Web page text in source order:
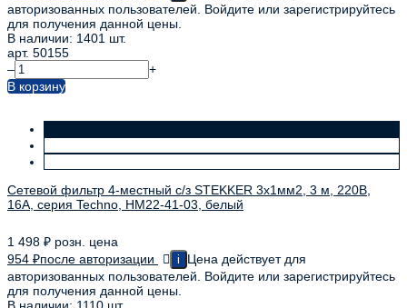
авторизованных пользователей. Войдите или зарегистрируйтесь
для получения данной цены.
В наличии: 1401 шт.
арт. 50155
–
+
В корзину
Сетевой фильтр 4-местный с/з STEKKER 3x1мм2, 3 м, 220В,
16А, серия Techno, HM22-41-03, белый
1 498 ₽ розн. цена
954 ₽после авторизации i
Цена действует для
авторизованных пользователей. Войдите или зарегистрируйтесь
для получения данной цены.
В наличии: 1110 шт.